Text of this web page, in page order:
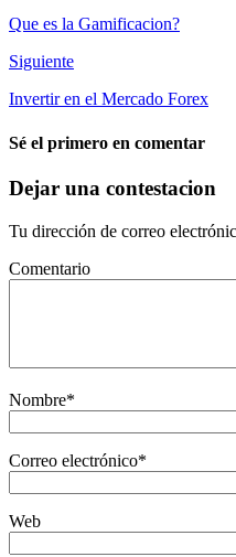
Que es la Gamificacion?
Siguiente
Invertir en el Mercado Forex
Sé el primero en comentar
Dejar una contestacion
Tu dirección de correo
Comentario
Nombre*
Correo electrónico*
Web